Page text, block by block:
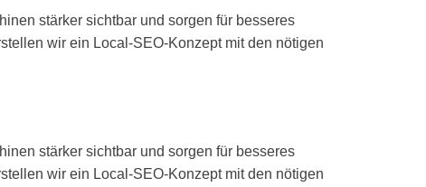
stärker sichtbar und sorgen für besseres
wir ein Local-SEO-Konzept mit den nötigen
stärker sichtbar und sorgen für besseres
wir ein Local-SEO-Konzept mit den nötigen